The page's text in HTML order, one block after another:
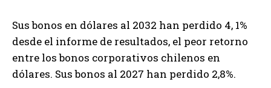
Sus bonos en dólares al 2032 han perdido 4, 1%
desde el informe de resultados, el peor retorno
entre los bonos corporativos chilenos en
dólares. Sus bonos al 2027 han perdido 2,8%.